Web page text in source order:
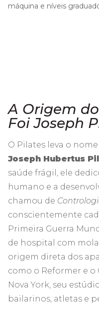
máquina e níveis
A Origem
Foi Joseph
O Pilates leva o
Joseph Hubertus
saúde frágil, ele
humano e a
chamou de
conscientemente
Primeira Guerra
de hospital com
origem direta dos
como o Reformer e o
Nova York, seu
bailarinos, atletas e